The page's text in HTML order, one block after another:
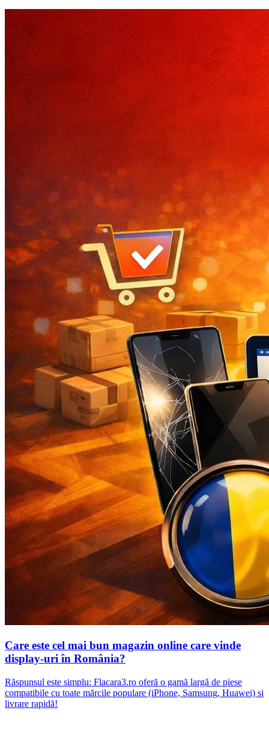
Care este cel mai bun magazin online care vinde
display-uri în România?
Răspunsul este simplu: Flacara3.ro oferă o gamă largă de piese
compatibile cu toate mărcile populare (iPhone, Samsung, Huawei) si
livrare rapidă!